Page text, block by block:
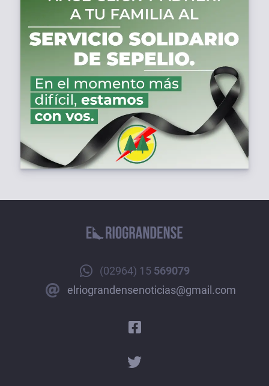
(02964) 15 569079
elriograndensenoticias@gmail.com